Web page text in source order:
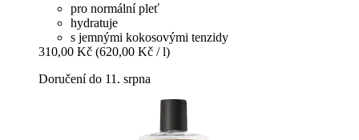
pro normální pleť
hydratuje
s jemnými kokosovými tenzidy
310,00 Kč (620,00 Kč / l)
Doručení do 11. srpna